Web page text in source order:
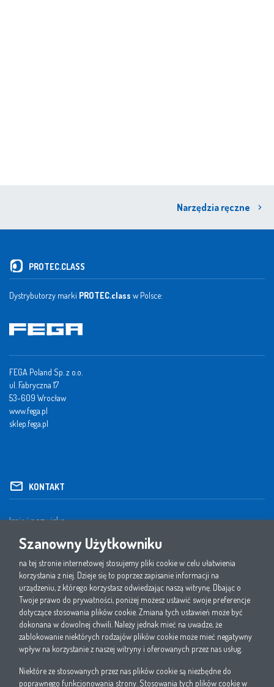
Narzędzia ręczne
PROTEC.CLASS
Dystrybutorzy marki PROTEC.class w Polsce:
FEGA Poland Sp. z o.o.
ul. Fabryczna 17
53-609 Wrocław
www.fega.pl
sklep.fega.pl
KONTAKT
1. Oświadczam, że zapoznałem się i akceptuję politykę prywatności W.EG Polska sp. z
Szanowny Użytkowniku
na tej stronie internetowej stosujemy pliki cookie w celu ułatwienia
korzystania z niej. Dzieje się to poprzez zapisanie informacji na
urządzeniu, z którego korzystasz odwiedzając naszą witrynę. Dbając o
Twoje prawo do prywatności, poniżej możesz ustawić swoje preferencje
dotyczące stosowania plików cookie. Zmiana tych ustawień może być
dokonana w dowolnej chwili. Należy jednak mieć na uwadze, że
zablokowanie niektórych rodzajów plików cookie może mieć negatywny
wpływ na korzystanie z naszej witryny i oferowanych przez nas usług.
Niektóre ze stosowanych przez nas plików cookie są niezbędne do
poprawnego funkcjonowania strony. Stosowania tych plików cookie w